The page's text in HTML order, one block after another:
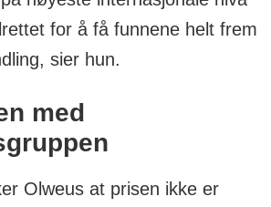
for å få funnene helt frem
sier hun.
med
Olweus at prisen ikke er